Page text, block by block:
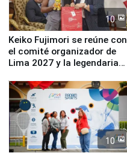
10
Keiko Fujimori se reúne con
el comité organizador de
Lima 2027 y la legendaria
10